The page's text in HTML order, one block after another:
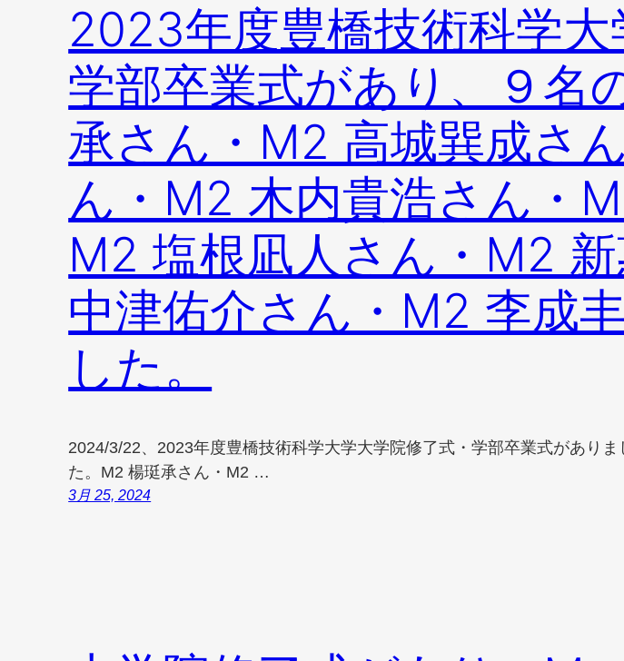
2023年度豊橋技術科学大
学部卒業式があり、９名
承さん・M2 高城巽成さ
ん・M2 木内貴浩さん・
M2 塩根凪人さん・M2
中津佑介さん・M2 李成
した。
2024/3/22、2023年度豊橋技術科学大学大学院修了式・学部卒業式がありま
た。M2 楊珽承さん・M2 …
3月 25, 2024